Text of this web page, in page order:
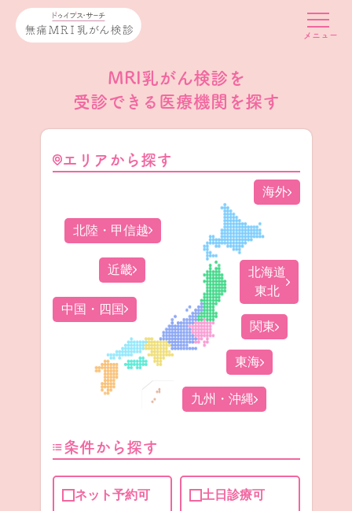
MRI乳がん検診を
受診できる医療機関を探す
エリアから探す
北海道
東北
関東
北陸・甲信越
東海
近畿
中国・四国
九州・沖縄
海外
条件から探す
ネット予約可 土日診療可